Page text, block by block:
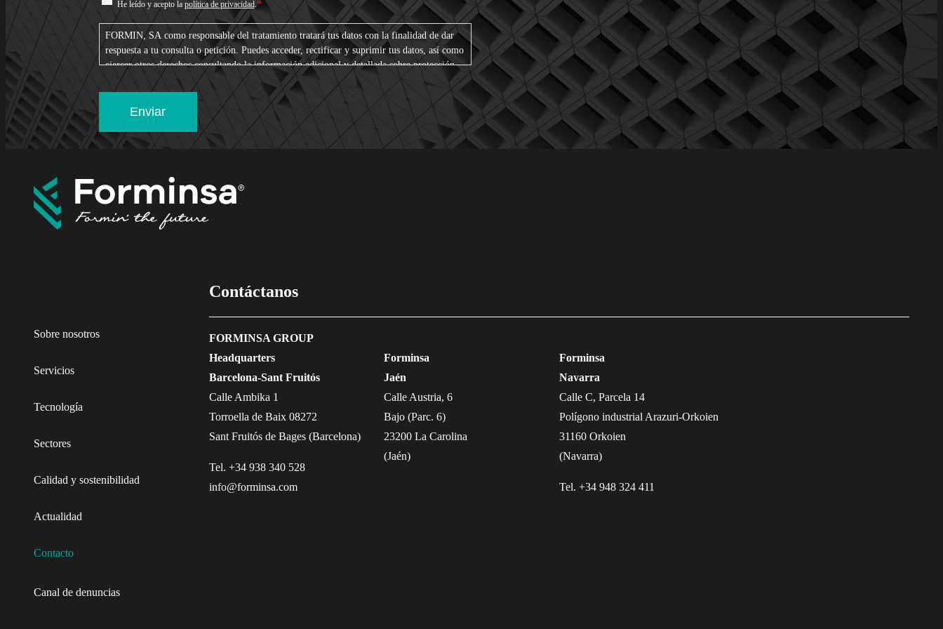
*
He leído y acepto la política de privacidad.*
FORMIN, SA como responsable del tratamiento tratará tus datos con la finalidad de dar
respuesta a tu consulta o petición. Puedes acceder, rectificar y suprimir tus datos, así como
ejercer otros derechos consultando la información adicional y detallada sobre protección
de datos en nuestra política de privacidad
Contáctanos
Sobre nosotros
Servicios
Tecnología
Sectores
Calidad y sostenibilidad
Actualidad
Contacto
Canal de denuncias
FORMINSA GROUP
Headquarters
Barcelona-Sant Fruitós
Calle Ambika 1
Torroella de Baix 08272
Sant Fruitós de Bages (Barcelona)
Tel. +34 938 340 528
info@forminsa.com
Forminsa
Jaén
Calle Austria, 6
Bajo (Parc. 6)
23200 La Carolina
(Jaén)
Forminsa
Navarra
Calle C, Parcela 14
Polígono industrial Arazuri-Orkoien
31160 Orkoien
(Navarra)
Tel. +34 948 324 411